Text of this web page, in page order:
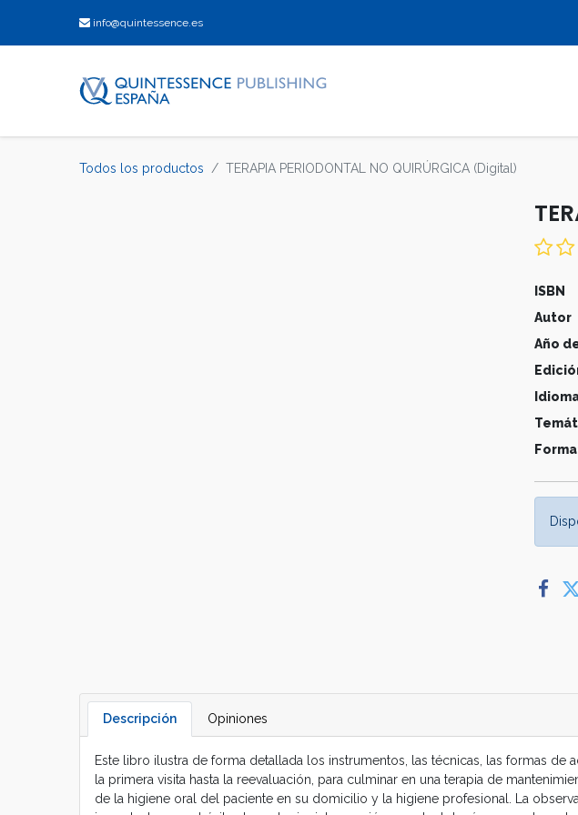
info@quintessence.es
Todos los productos TERAPIA PERIODONTAL NO QUIRÚRGICA (Digital)
ISBN
Autor
Año
Descripción Opiniones
Este libro ilustra de forma detallada los instrumentos, las técnicas, las formas
la primera visita hasta la reevaluación, para culminar en una terapia de
de la higiene oral del paciente en su domicilio y la higiene profesional. La